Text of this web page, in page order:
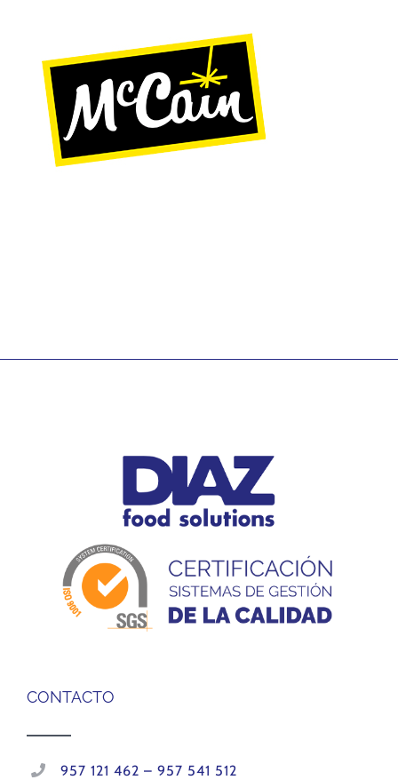
CONTACTO
957 121 462 – 957 541 512